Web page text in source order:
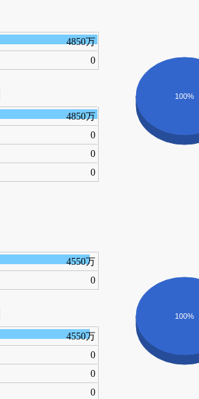
4850万
0
4850万
0
0
0
100%
4550万
0
4550万
0
0
0
100%